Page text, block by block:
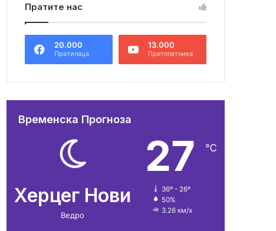
Пратите нас
20.000
Пратилаца
13.000
Претплатника
Временска Прогноза
Херцег Нови
Ведро
27 ℃
36º - 26º
50%
3.26 км/х